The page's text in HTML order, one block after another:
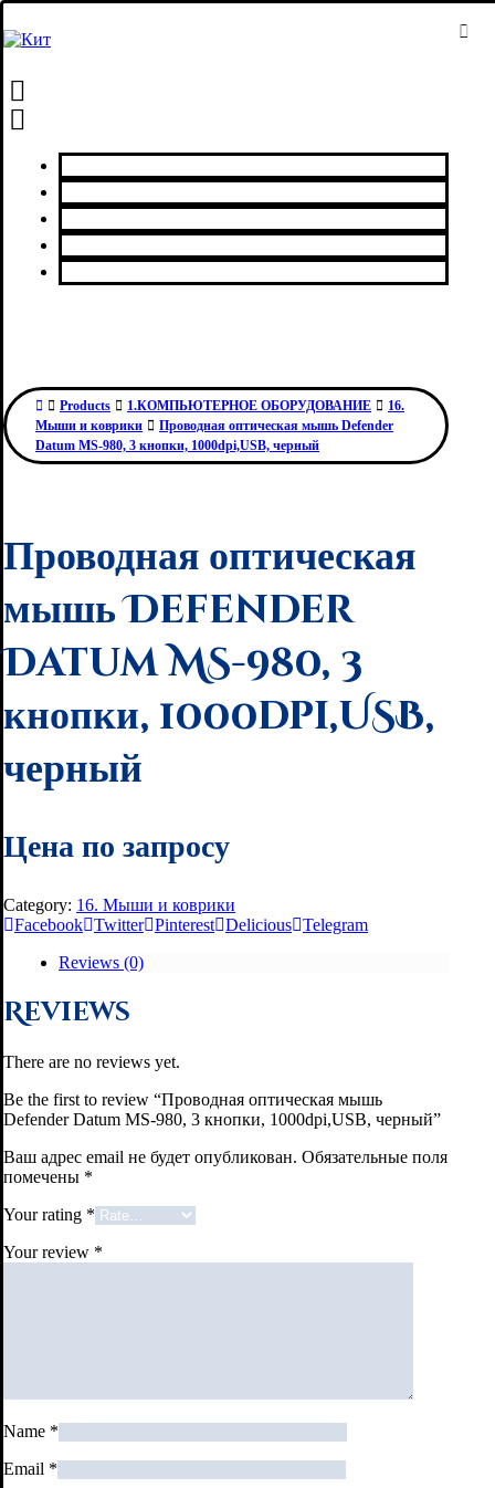
Products 1.КОМПЬЮТЕРНОЕ ОБОРУДОВАНИЕ
16.
Мыши и коврики
Проводная оптическая мышь Defender
Datum MS-980, 3 кнопки, 1000dpi,USB, черный
Проводная оптическая
мышь Defender
Datum MS-980, 3
кнопки, 1000dpi,USB,
черный
Цена по запросу
Category: 16. Мыши и коврики
Facebook Twitter Pinterest Delicious Telegram
Reviews (0)
Reviews
There are no reviews yet.
Be the first to review “Проводная оптическая мышь
Defender Datum MS-980, 3 кнопки, 1000dpi,USB, черный”
Ваш адрес email не будет опубликован. Обязательные поля
помечены *
Your rating *
Your review *
Name *
Email *